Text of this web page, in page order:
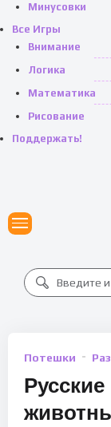
Минусовки
Все Игры
Внимание
Логика
Математика
Рисование
Поддержать!
Потешки